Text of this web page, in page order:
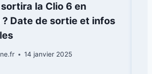
la Clio 6 en
? Date de sortie et infos
14 janvier 2025